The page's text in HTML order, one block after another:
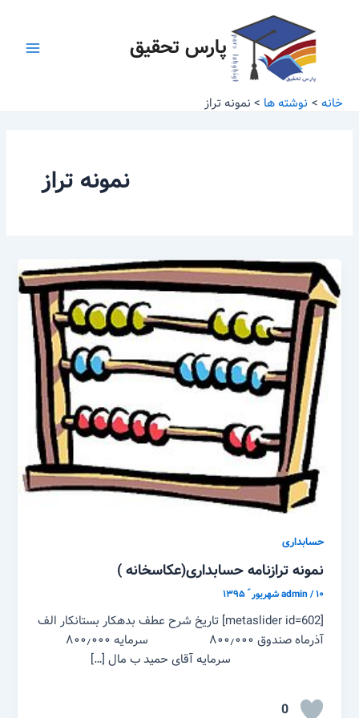
پارس تحقیق
خانه نوشته ها نمونه تراز
نمونه تراز
حسابداری
نمونه ترازنامه حسابداری(عکاسخانه )
admin/۱۰ شهریور ّ ۱۳۹۵
[metaslider id=602] تاریخ شرح عطف بدهکار بستانکار الف
آذرماه صندوق ۸۰۰٫۰۰۰ سرمایه ۸۰۰٫۰۰۰
سرمایه آقای حمید ب مال […]
0